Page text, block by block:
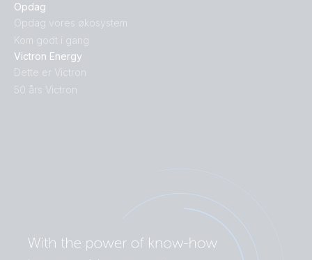
Opdag
Opdag vores økosystem
Kom godt i gang
Victron Energy
Dette er Victron
50 års Victron